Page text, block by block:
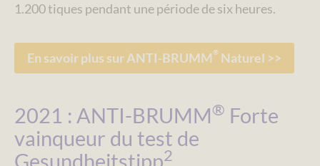
1.200 tiques pendant une période de six heures.
En savoir plus sur ANTI-BRUMM® Naturel >>
2021 : ANTI-BRUMM® Forte
vainqueur du test de
Gesundheitstipp2